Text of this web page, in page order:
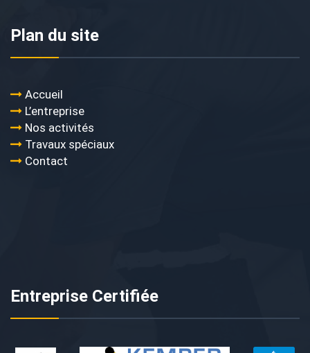
Plan du site
Accueil
L’entreprise
Nos activités
Travaux spéciaux
Contact
Entreprise Certifiée